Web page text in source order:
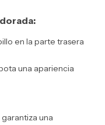
en la parte trasera
una apariencia
una